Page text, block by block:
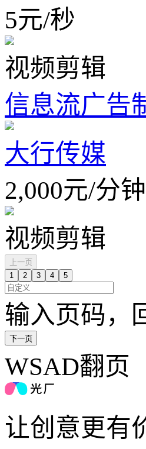
5元/秒
视频剪辑
信息流广告
大行传媒
2,000元/分钟
视频剪辑
上一页
1
2 3 4 5
输入页码，
下一页
WSAD翻页
让创意更有